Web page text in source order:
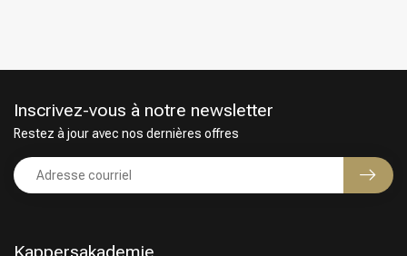
Inscrivez-vous à notre newsletter
Restez à jour avec nos dernières offres